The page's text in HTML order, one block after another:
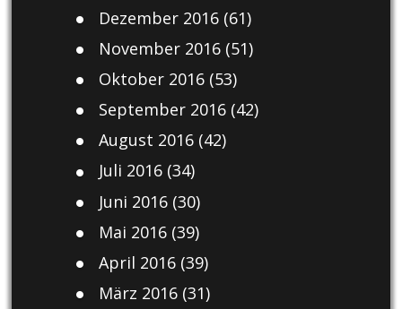
Dezember 2016(61)
November 2016(51)
Oktober 2016(53)
September 2016(42)
August 2016(42)
Juli 2016(34)
Juni 2016(30)
Mai 2016(39)
April 2016(39)
März 2016(31)